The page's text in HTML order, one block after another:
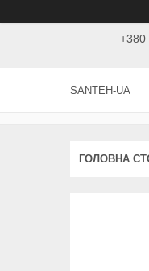
+380
SANTEH-UA
ГОЛОВНА